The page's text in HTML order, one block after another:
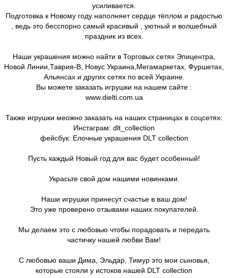
усиливается.
Подготовка к Новому году наполняет сердце тёплом и радостью
, ведь это бесспорно самый красивый , уютный и волшебный
праздник из всех.
Наши украшения можно найти в Торговых сетях Эпицентра,
Новой Линии,Таврия-В, Новус Украина,Мегамаркетах, Фуршетах,
Альянсах и других сетях по всей Украине.
Вы можете заказать игрушки на нашем сайте :
www.dielti.com.ua
Также игрушки меожно заказать на наших страницах в соцсетях:
Инстаграм: dlt_collection
фейсбук: Елочные украшения DLT collection
Пусть каждый Новый год для вас будет особенный!
Украсьте свой дом нашими новинками.
Наши игрушки принесут счастье в ваш дом!
Это уже проверено отзывами наших покупателей.
Мы делаем это с любовью чтобы порадовать и передать
частичку нашей любви Вам!
С любовью ваши Дима, Эльдар, Тимур это мои сыновья,
которые стояли у истоков нашей DLT collection